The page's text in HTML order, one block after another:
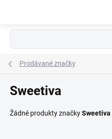
Prodávané značky
Sweetiva
Žádné produkty značkySweetiva